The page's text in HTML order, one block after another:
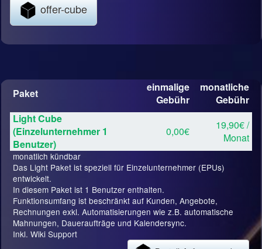
offer-cube
Paket
einmalige
Gebühr
monatliche
Gebühr
Light Cube
(Einzelunternehmer 1
Benutzer)
0,00€
19,90€ /
Monat
monatlich kündbar
Das Light Paket ist speziell für Einzelunternehmer (EPUs)
entwickelt.
In diesem Paket ist 1 Benutzer enthalten.
Funktionsumfang ist beschränkt auf Kunden, Angebote,
Rechnungen exkl. Automatisierungen wie z.B. automatische
Mahnungen, Daueraufträge und Kalendersync.
Inkl. Wiki Support